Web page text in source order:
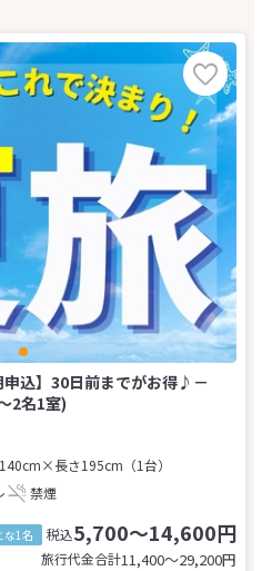
込】30日前までがお得♪－
2名1室)
140cm×長さ195cm（1台）
禁煙
な1名 税込5,700～14,600円
旅行代金合計11,400〜29,200円